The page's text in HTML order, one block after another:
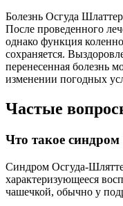
Болезнь Осгуда
После проведенного
однако функция
сохраняется.
перенесенная болезнь
изменении погодных
Частые
Что такое
Синдром Осгуда-
характеризующееся
чашечкой, обычно у